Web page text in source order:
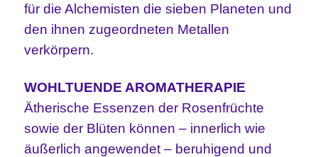
für die Alchemisten die sieben Planeten und
den ihnen zugeordneten Metallen
verkörpern.
WOHLTUENDE AROMATHERAPIE
Ätherische Essenzen der Rosenfrüchte
sowie der Blüten können – innerlich wie
äußerlich angewendet – beruhigend und